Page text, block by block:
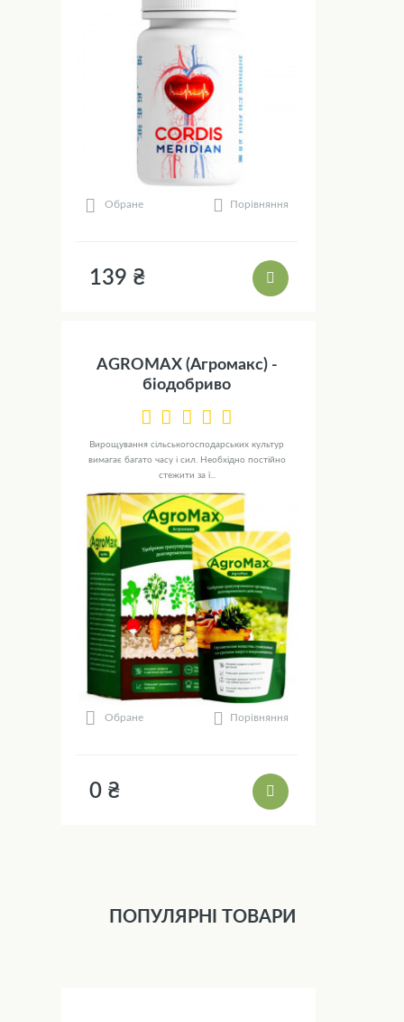
Обране Порівняння
139 ₴
AGROMAX (Агромакс) -
біодобриво
Вирощування сільськогосподарських культур
вимагає багато часу і сил. Необхідно постійно
стежити за ї...
Обране Порівняння
0 ₴
ПОПУЛЯРНІ ТОВАРИ